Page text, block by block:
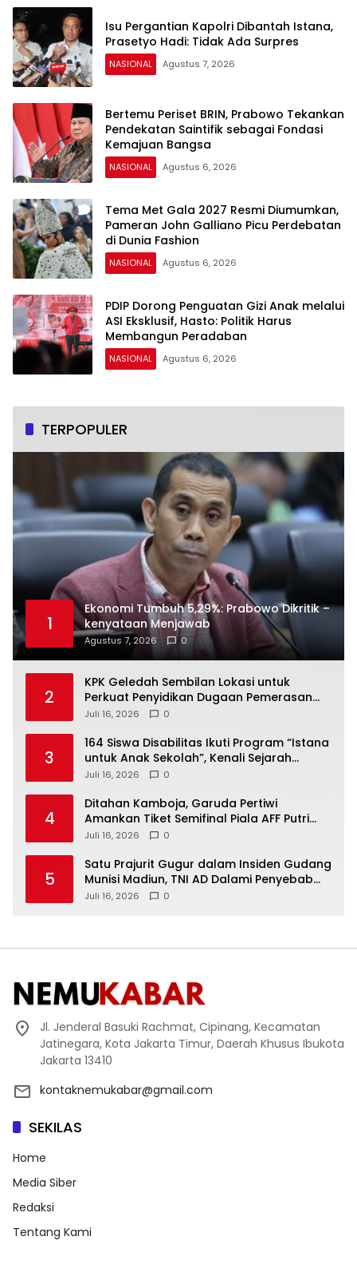
Isu Pergantian Kapolri Dibantah Istana,
Prasetyo Hadi: Tidak Ada Surpres
NASIONAL Agustus 7, 2026
Bertemu Periset BRIN, Prabowo Tekankan
Pendekatan Saintifik sebagai Fondasi
Kemajuan Bangsa
NASIONAL Agustus 6, 2026
Tema Met Gala 2027 Resmi Diumumkan,
Pameran John Galliano Picu Perdebatan
di Dunia Fashion
NASIONAL Agustus 6, 2026
PDIP Dorong Penguatan Gizi Anak melalui
ASI Eksklusif, Hasto: Politik Harus
Membangun Peradaban
NASIONAL Agustus 6, 2026
TERPOPULER
1
Ekonomi Tumbuh 5,29%: Prabowo Dikritik –
kenyataan Menjawab
Agustus 7, 2026 0
2
KPK Geledah Sembilan Lokasi untuk
Perkuat Penyidikan Dugaan Pemerasan
Bupati Sukoharjo Nonaktif
Juli 16, 2026 0
3
164 Siswa Disabilitas Ikuti Program “Istana
untuk Anak Sekolah”, Kenali Sejarah
Bangsa dan Pemerintahan
Juli 16, 2026 0
4
Ditahan Kamboja, Garuda Pertiwi
Amankan Tiket Semifinal Piala AFF Putri
2026
Juli 16, 2026 0
5
Satu Prajurit Gugur dalam Insiden Gudang
Munisi Madiun, TNI AD Dalami Penyebab
Ledakan
Juli 16, 2026 0
Jl. Jenderal Basuki Rachmat, Cipinang, Kecamatan
Jatinegara, Kota Jakarta Timur, Daerah Khusus Ibukota
Jakarta 13410
kontaknemukabar@gmail.com
SEKILAS
Home
Media Siber
Redaksi
Tentang Kami